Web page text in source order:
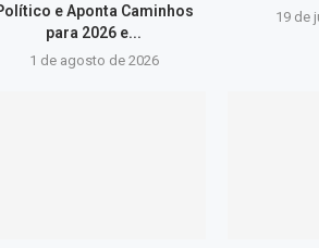
e Aponta Caminhos
para 2026 e...
1 de agosto de 2026
19 de